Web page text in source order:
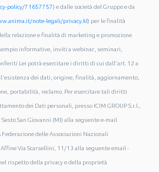
policy/71657757) e dalle società del Gruppo e da
note-legali/privacy.kl) per le finalità
relazione e finalità di marketing e promozione
informative, inviti a webinar, seminari,
Lei potrà esercitare i diritti di cui dall'art. 12 a
dei dati, origine, finalità, aggiornamento,
portabilità, reclamo. Per esercitare tali diritti
dei Dati personali, presso ICIM GROUP S.r.l.,
San Giovanni (MI) alla seguente e-mail
delle Associazioni Nazionali
Via Scarsellini, 11/13 alla seguente email -
rispetto della privacy e della proprietà